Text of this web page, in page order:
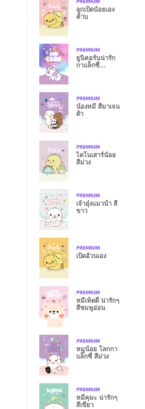
ลูกเป็ดน้อยเอง
ค้าบ
ยูนิคอร์นน่ารัก
กาแล็กซี่
น้องหมี สีมาเจน
ต้า
ไดโนเสาร์น้อย
สีม่วง
เจ้าอุ๋งแมวน้ำ สี
ขาว
เป็ดอ้วนเอง
หมีเท็ดดี้ น่ารักๆ
สีชมพูอ่อน
หมูน้อย โลกกา
แล็กซี่ สีม่วง
หมีคุมะ น่ารักๆ
สีเขียว